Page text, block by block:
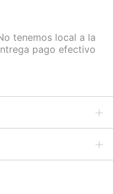
tenemos local a la
pago efectivo